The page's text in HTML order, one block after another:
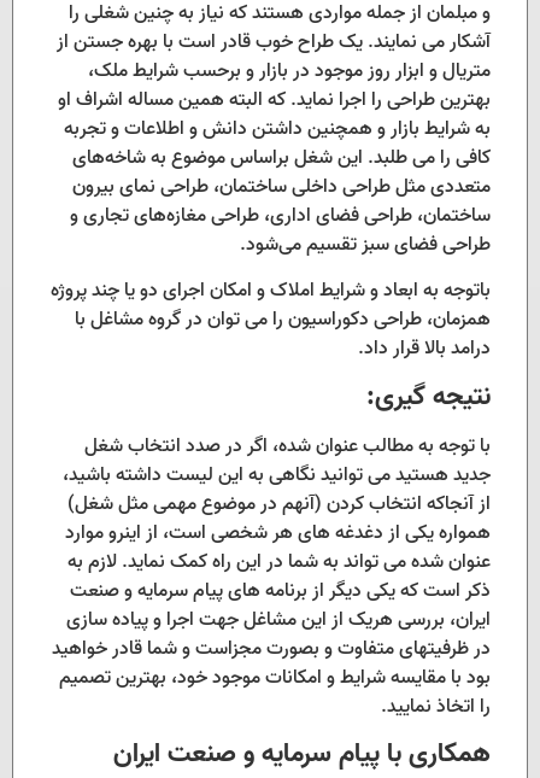
و مبلمان از جمله مواردی هستند که نیاز به چنین شغلی را
آشکار می نمایند. یک طراح خوب قادر است با بهره جستن از
متریال و ابزار روز موجود در بازار و برحسب شرایط ملک،
بهترین طراحی را اجرا نماید. که البته همین مساله اشراف او
به شرایط بازار و همچنین داشتن دانش و اطلاعات و تجربه
کافی را می طلبد. این شغل براساس موضوع به شاخه‌های
متعددی مثل طراحی داخلی ساختمان، طراحی نمای بیرون
ساختمان، طراحی فضای اداری، طراحی مغازه‌های تجاری و
طراحی فضای سبز تقسیم می‌شود.
باتوجه به ابعاد و شرایط املاک و امکان اجرای دو یا چند پروژه
همزمان، طراحی دکوراسیون را می توان در گروه مشاغل با
درامد بالا قرار داد.
نتیجه گیری:
با توجه به مطالب عنوان شده، اگر در صدد انتخاب شغل
جدید هستید می توانید نگاهی به این لیست داشته باشید،
از آنجاکه انتخاب کردن (آنهم در موضوع مهمی مثل شغل)
همواره یکی از دغدغه های هر شخصی است، از اینرو موارد
عنوان شده می تواند به شما در این راه کمک نماید. لازم به
ذکر است که یکی دیگر از برنامه های پیام سرمایه و صنعت
ایران، بررسی هریک از این مشاغل جهت اجرا و پیاده سازی
در ظرفیتهای متفاوت و بصورت مجزاست و شما قادر خواهید
بود با مقایسه شرایط و امکانات موجود خود، بهترین تصمیم
را اتخاذ نمایید.
همکاری با پیام سرمایه و صنعت ایران